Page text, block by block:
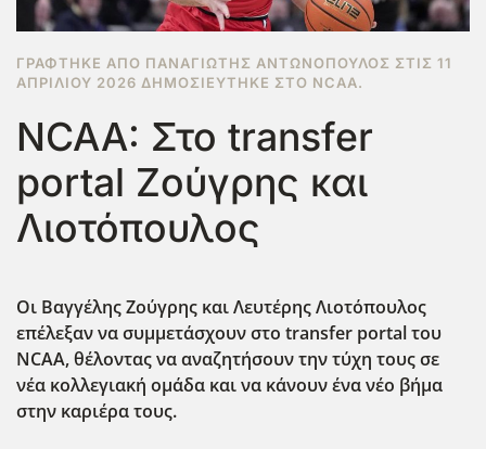
ΓΡΆΦΤΗΚΕ ΑΠΌ ΠΑΝΑΓΙΏΤΗΣ ΑΝΤΩΝΌΠΟΥΛΟΣ ΣΤΙΣ 11
ΑΠΡΙΛΊΟΥ 2026 ΔΗΜΟΣΙΕΎΤΗΚΕ ΣΤΟ NCAA.
NCAA: Στο transfer
portal Ζούγρης και
Λιοτόπουλος
Οι Βαγγέλης Ζούγρης και Λευτέρης Λιοτόπουλος
επέλεξαν να συμμετάσχουν στο transfer portal του
NCAA, θέλοντας να αναζητήσουν την τύχη τους σε
νέα κολλεγιακή ομάδα και να κάνουν ένα νέο βήμα
στην καριέρα τους.